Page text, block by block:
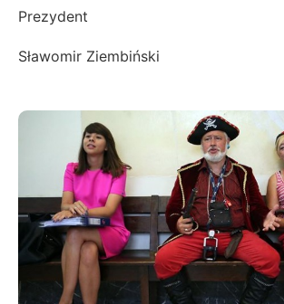
Prezydent
Sławomir Ziembiński